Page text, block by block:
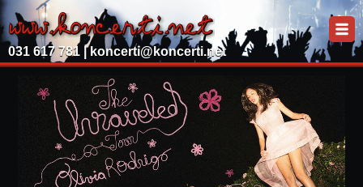
031 617 781 | koncerti@koncerti.net